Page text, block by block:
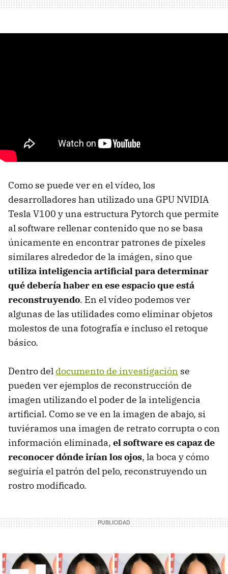
Como se puede ver en el vídeo, los
desarrolladores han utilizado una GPU NVIDIA
Tesla V100 y una estructura Pytorch que permite
al software rellenar contenido que no se basa
únicamente en encontrar patrones de píxeles
similares alrededor de la imágen, sino que
utiliza inteligencia artificial para determinar
qué debería haber en ese espacio que está
reconstruyendo. En el vídeo podemos ver
algunas de las utilidades como eliminar objetos
molestos de una fotografía e incluso el retoque
básico.
Dentro del documento de investigación se
pueden ver ejemplos de reconstrucción de
imagen utilizando el poder de la inteligencia
artificial. Como se ve en la imagen de abajo, si
tuviéramos una imagen de retrato corrupta o con
información eliminada, el software es capaz de
reconocer dónde irían los ojos, la boca y cómo
seguiría el patrón del pelo, reconstruyendo un
rostro modificado.